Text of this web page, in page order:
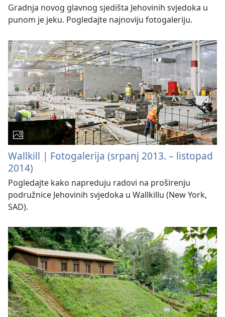
Gradnja novog glavnog sjedišta Jehovinih svjedoka u
punom je jeku. Pogledajte najnoviju fotogaleriju.
Wallkill | Fotogalerija (srpanj 2013. – listopad
2014)
Pogledajte kako napreduju radovi na proširenju
podružnice Jehovinih svjedoka u Wallkillu (New York,
SAD).